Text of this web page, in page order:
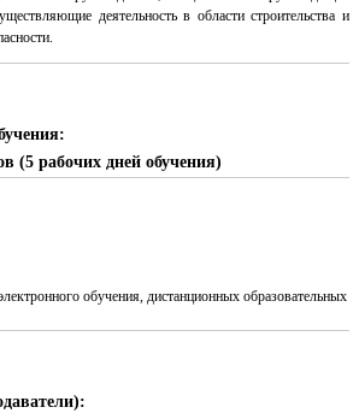
деятельность в области строительства и
(5 рабочих дней обучения)
обучения, дистанционных образовательных